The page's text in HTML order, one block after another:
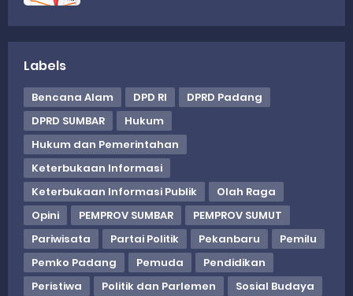
Labels
Bencana Alam DPD RI
DPRD Padang
DPRD SUMBAR
Hukum
Hukum dan Pemerintahan
Keterbukaan Informasi
Keterbukaan Informasi Publik
Olah Raga
Opini
PEMPROV SUMBAR
PEMPROV SUMUT
Pariwisata
Partai Politik Pekanbaru
Pemilu
Pemko Padang
Pemuda
Pendidikan
Peristiwa
Politik dan Parlemen
Sosial Budaya